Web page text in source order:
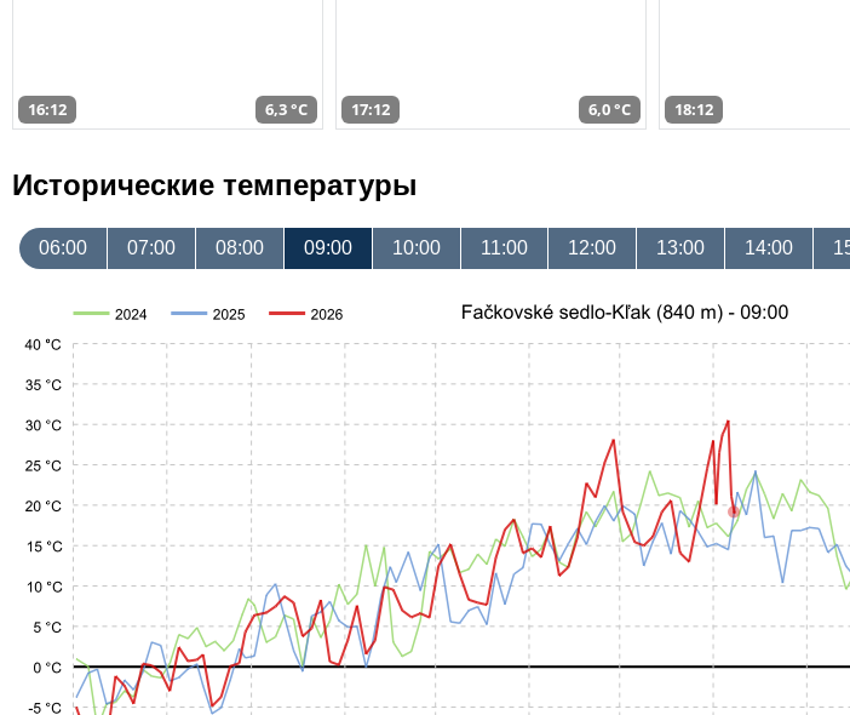
16:12 6,3 °C 17:12 6,0 °C 18:12
Исторические температуры
06:00 07:00 08:00 09:00 10:00 11:00 12:00 13:00 14:00